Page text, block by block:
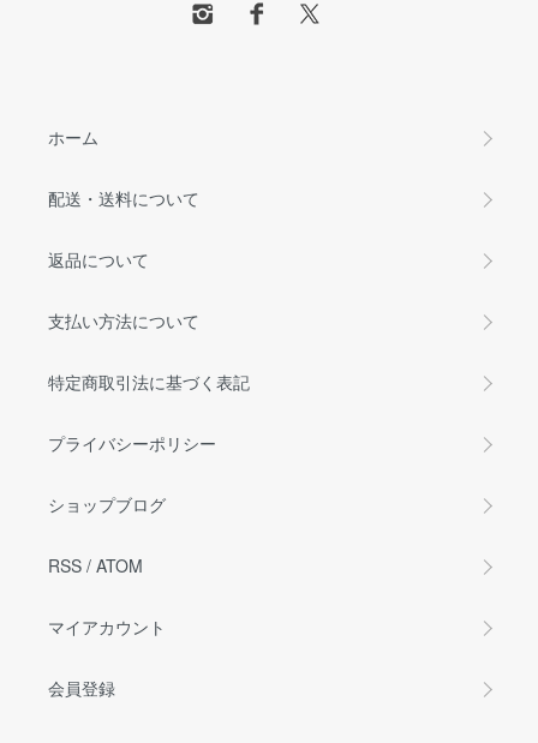
ホーム
配送・送料について
返品について
支払い方法について
特定商取引法に基づく表記
プライバシーポリシー
ショップブログ
RSS / ATOM
マイアカウント
会員登録